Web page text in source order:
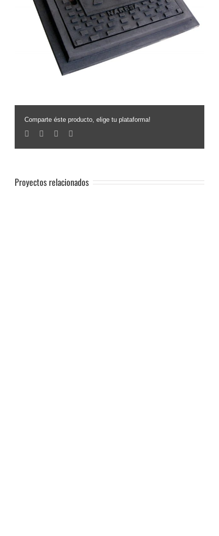
Comparte éste producto, elige tu plataforma!
Facebook
TwitterLinkedin
Proyectos relacionados